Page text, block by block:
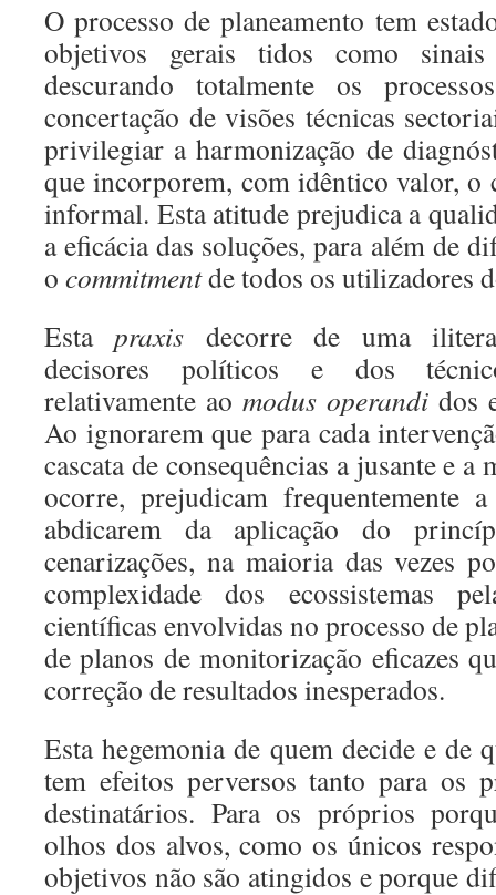
O processo de planeamento tem
objetivos gerais tidos como sinais
descurando totalmente os
concertação de visões técnicas
privilegiar a harmonização de
que incorporem, com idêntico valor, o
informal. Esta atitude prejudica a
a eficácia das soluções, para além de
o commitmentde todos os utilizadores
Estapraxis decorre de uma
decisores políticos e dos
relativamente ao modus operandi dos
Ao ignorarem que para cada
cascata de consequências a jusante e
ocorre, prejudicam frequentemente
abdicarem da aplicação do
cenarizações, na maioria das vezes
complexidade dos ecossistemas
científicas envolvidas no processo de
de planos de monitorização eficazes
correção de resultados inesperados.
Esta hegemonia de quem decide e de
tem efeitos perversos tanto para os
destinatários. Para os próprios
olhos dos alvos, como os únicos
objetivos não são atingidos e porque